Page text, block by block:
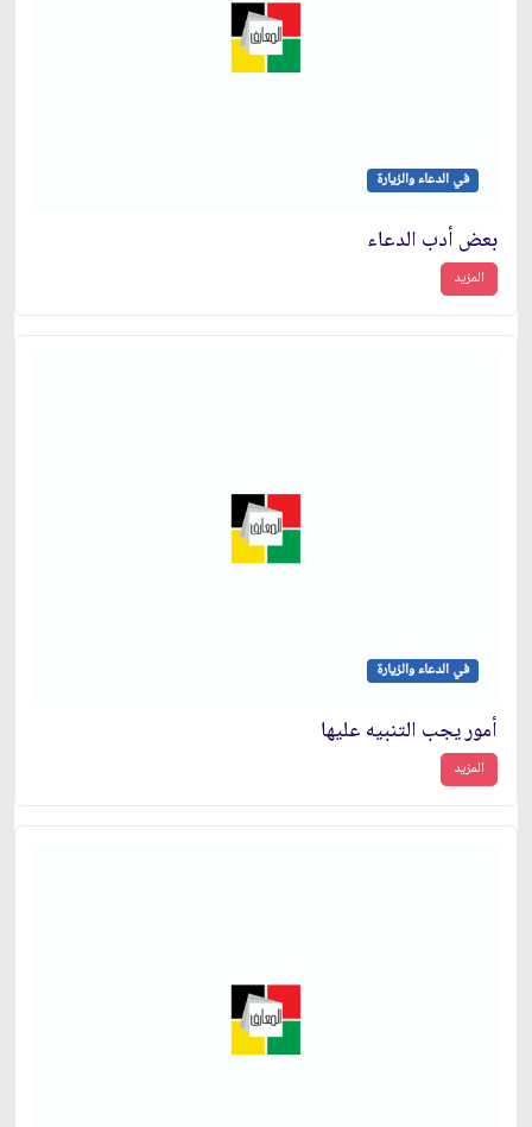
في الدعاء والزيارة
بعض أدب الدعاء
المزيد
في الدعاء والزيارة
أمور يجب التنبيه عليها
المزيد